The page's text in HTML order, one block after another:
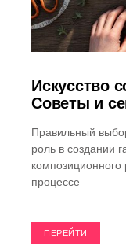
Искусство
Советы и
Правильный
роль в создании
процессе
ПЕРЕЙТИ